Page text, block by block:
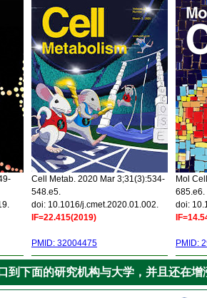
Cell Metab. 2020 Mar 3;31(3):534-
548.e5.
doi: 10.1016/j.cmet.2020.01.002.
IF=22.415(2019)
PMID: 32004475
Mol
685.e6.
doi:
PMID:
到下面的研究机构与大学，并且还在增